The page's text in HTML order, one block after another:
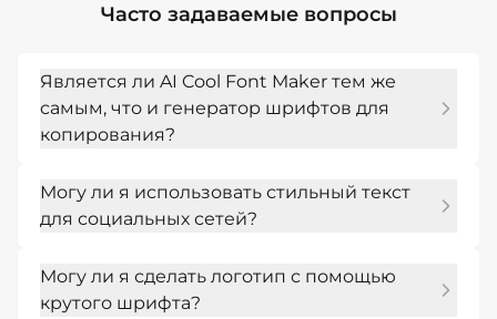
Часто задаваемые вопросы
Является ли AI Cool Font Maker тем же
самым, что и генератор шрифтов для
копирования?
вставки создают текст в формате Unicode.
Mew Design создает визуальную графику
стилизованные изображения текста.
Могу ли я использовать стильный текст
для социальных сетей?
графику для профиля, заголовки для сторис,
баннеры, обложки и прозрачные
Могу ли я сделать логотип с помощью
крутого шрифта?